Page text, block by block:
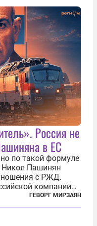
Россия не
в ЕС
по такой формуле
Никол Пашинян
с РЖД.
компании
в районе
который должен
ГЕВОРГ МИРЗАЯН